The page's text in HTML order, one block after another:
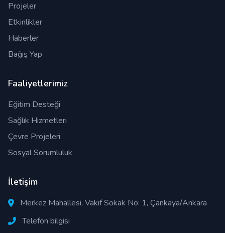
Projeler
Etkinlikler
Haberler
Bağış Yap
Faaliyetlerimiz
Eğitim Desteği
Sağlık Hizmetleri
Çevre Projeleri
Sosyal Sorumluluk
İletişim
Merkez Mahallesi, Vakıf Sokak No: 1, Çankaya/Ankara
Telefon bilgisi